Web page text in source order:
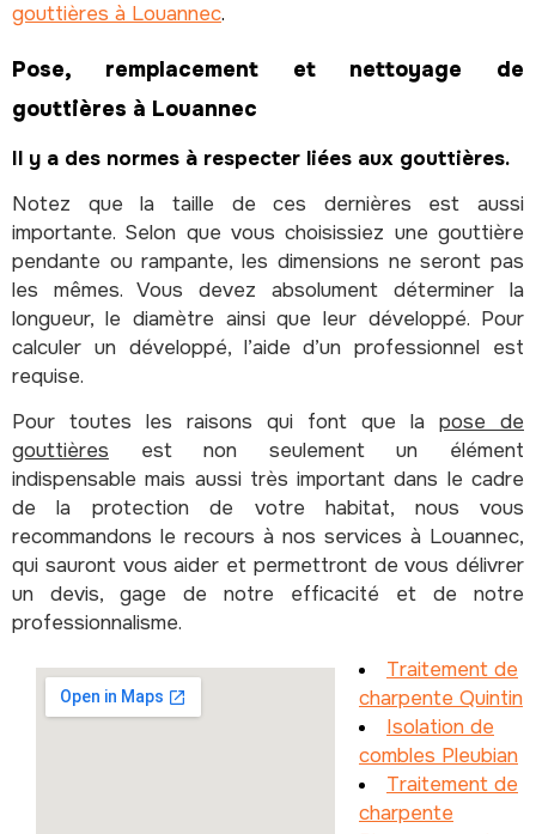
gouttières à Louannec.
Pose, remplacement et nettoyage de
gouttières à Louannec
Il y a des normes à respecter liées aux gouttières.
Notez que la taille de ces dernières est aussi
importante. Selon que vous choisissiez une gouttière
pendante ou rampante, les dimensions ne seront pas
les mêmes. Vous devez absolument déterminer la
longueur, le diamètre ainsi que leur développé. Pour
calculer un développé, l’aide d’un professionnel est
requise.
Pour toutes les raisons qui font que la pose de
gouttières est non seulement un élément
indispensable mais aussi très important dans le cadre
de la protection de votre habitat, nous vous
recommandons le recours à nos services à Louannec,
qui sauront vous aider et permettront de vous délivrer
un devis, gage de notre efficacité et de notre
professionnalisme.
Traitement de
charpente Quintin
Isolation de
combles Pleubian
Traitement de
charpente